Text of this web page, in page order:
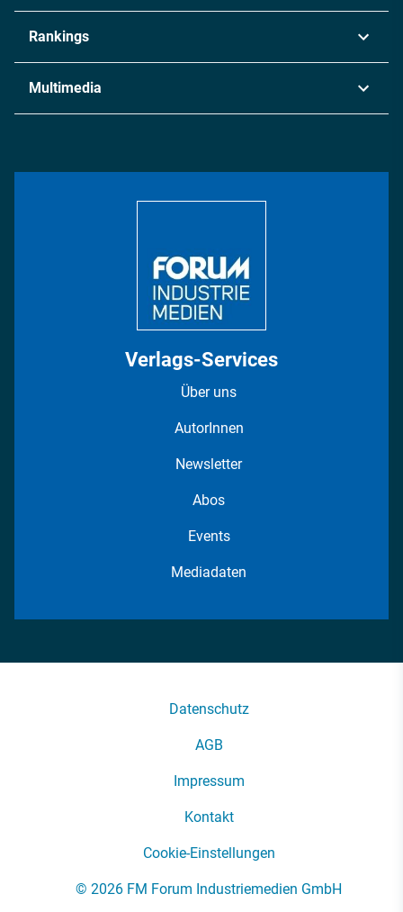
Chemie
Metall
Energie
Rankings
Multimedia
Verlags-Services
Über uns
AutorInnen
Newsletter
Abos
Events
Mediadaten
Datenschutz
AGB
Impressum
Kontakt
Cookie-Einstellungen
© 2026 FM Forum Industriemedien GmbH